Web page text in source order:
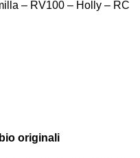
– RV100 – Holly – RC
originali